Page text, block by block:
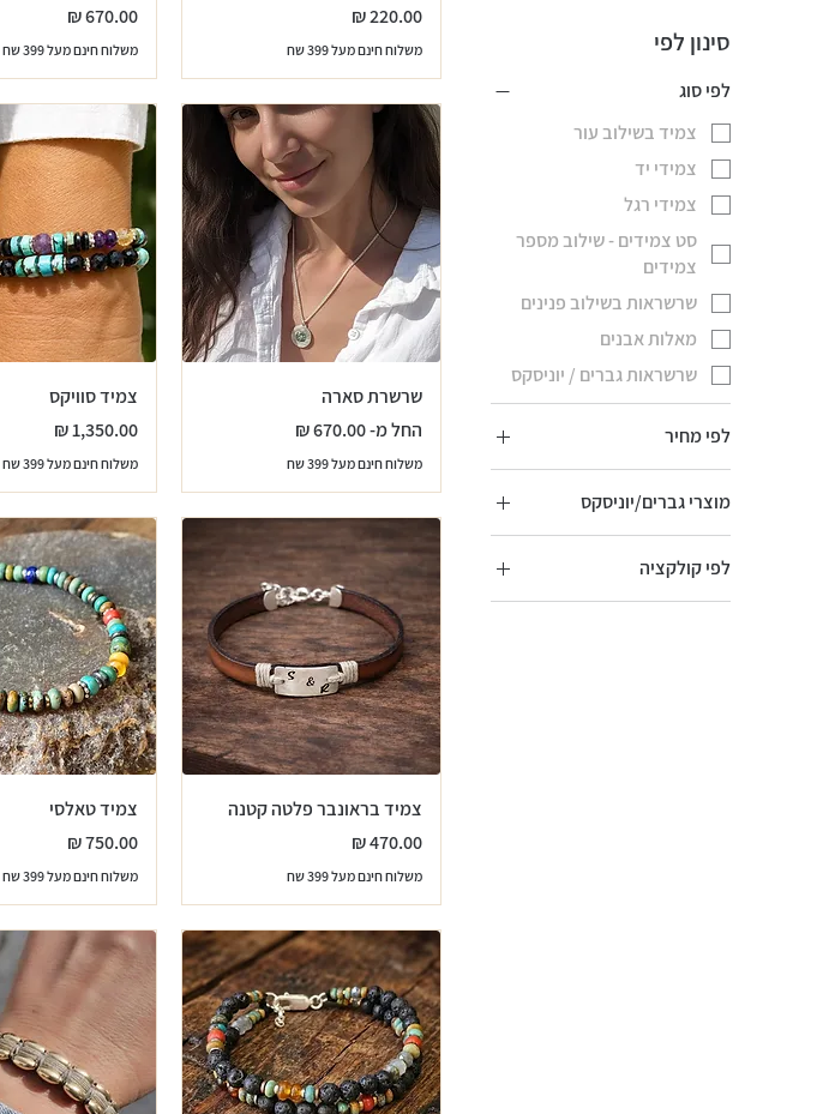
סינון לפי
לפי סוג
צמיד בשילוב עור
צמידי יד
צמידי רגל
סט צמידים - שילוב מספר
צמידים
שרשראות בשילוב פנינים
מאלות אבנים
שרשראות גברים / יוניסקס
לפי מחיר
‏6,268 ‏₪מוצרי גברים/יוניסקס
צמידי גברים / יוניסקס
שרשראות גברים / יוניסקס
לפי קולקציה
Ceuta Collection
מחיר‏220.00 ‏₪
משלוח חינם מעל 399 שח
מחיר‏670.00 ‏₪
משלוח חינם מעל 399 שח
שרשרת סארה
החל מ-
‏670.00 ‏₪
מחיר מבצע
משלוח חינם מעל 399 שח
צמיד סוויקס
מחיר‏1,350.00 ‏₪
משלוח חינם מעל 399 שח
צמיד בראונבר פלטה קטנה
מחיר‏470.00 ‏₪
משלוח חינם מעל 399 שח
צמיד טאלסי
מחיר‏750.00 ‏₪
משלוח חינם מעל 399 שח